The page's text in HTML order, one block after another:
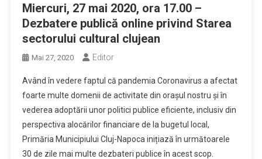
Miercuri, 27 mai 2020, ora 17.00 –
Dezbatere publică online privind Starea
sectorului cultural clujean
Mai 27, 2020 Editor
Având în vedere faptul că pandemia Coronavirus a afectat
foarte multe domenii de activitate din orașul nostru și în
vederea adoptării unor politici publice eficiente, inclusiv din
perspectiva alocărilor financiare de la bugetul local,
Primăria Municipiului Cluj-Napoca inițiază în următoarele
30 de zile mai multe dezbateri publice în acest scop.